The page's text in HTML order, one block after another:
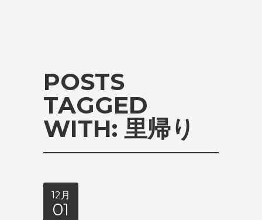
POSTS
TAGGED
WITH: 里帰り
12月
01